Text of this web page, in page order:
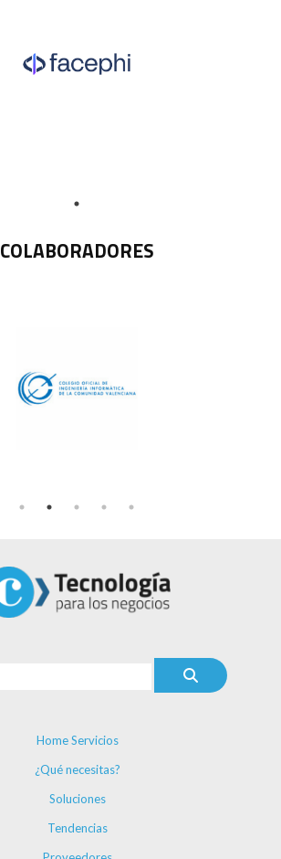
COLABORADORES
Home Servicios
¿Qué necesitas?
Soluciones
Tendencias